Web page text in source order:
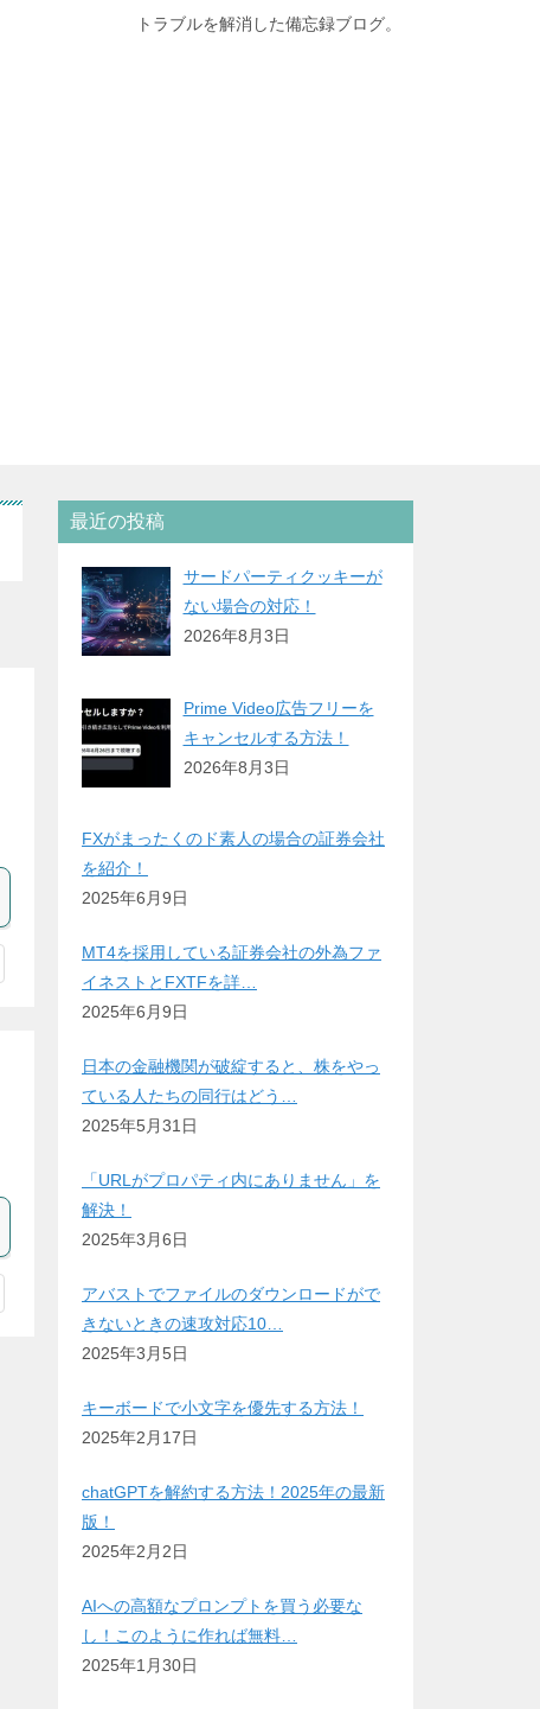
トラブルを解消した備忘録ブログ。
最近の投稿
サードパーティクッキーが
ない場合の対応！
2026年8月3日
Prime Video広告フリーを
キャンセルする方法！
2026年8月3日
FXがまったくのド素人の場合の証券会社
を紹介！
2025年6月9日
MT4を採用している証券会社の外為ファ
イネストとFXTFを詳…
2025年6月9日
日本の金融機関が破綻すると、株をやっ
ている人たちの同行はどう…
2025年5月31日
「URLがプロパティ内にありません」を
解決！
2025年3月6日
アバストでファイルのダウンロードがで
きないときの速攻対応10…
2025年3月5日
キーボードで小文字を優先する方法！
2025年2月17日
chatGPTを解約する方法！2025年の最新
版！
2025年2月2日
AIへの高額なプロンプトを買う必要な
し！このように作れば無料…
2025年1月30日